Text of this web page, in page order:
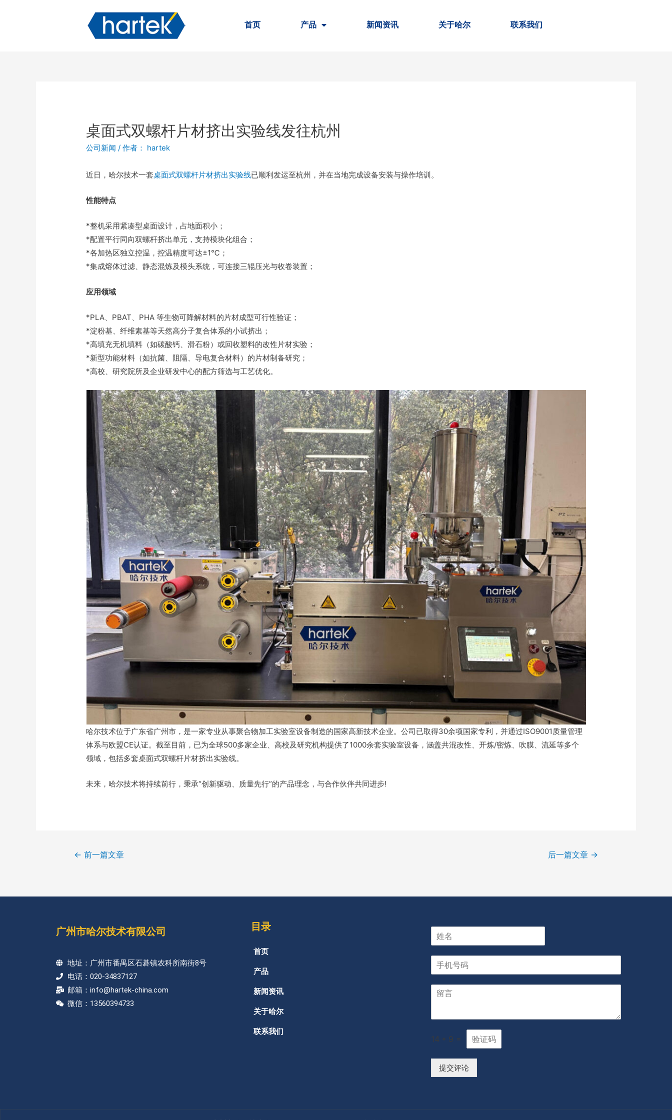
首页 产品 新闻资讯 关于哈尔 联系我们
桌面式双螺杆片材挤出实验线发往杭州
公司新闻 / 作者： hartek
近日，哈尔技术一套桌面式双螺杆片材挤出实验线已顺利发运至杭州，并在当地完成设备安装与操作培训。
性能特点
*整机采用紧凑型桌面设计，占地面积小；
*配置平行同向双螺杆挤出单元，支持模块化组合；
*各加热区独立控温，控温精度可达±1℃；
*集成熔体过滤、静态混炼及模头系统，可连接三辊压光与收卷装置；
应用领域
*PLA、PBAT、PHA 等生物可降解材料的片材成型可行性验证；
*淀粉基、纤维素基等天然高分子复合体系的小试挤出；
*高填充无机填料（如碳酸钙、滑石粉）或回收塑料的改性片材实验；
*新型功能材料（如抗菌、阻隔、导电复合材料）的片材制备研究；
*高校、研究院所及企业研发中心的配方筛选与工艺优化。
哈尔技术位于广东省广州市，是一家专业从事聚合物加工实验室设备制造的国家高新技术企业。公司已取得30余项国家专利，并通过ISO9001质量管理
体系与欧盟CE认证。截至目前，已为全球500多家企业、高校及研究机构提供了1000余套实验室设备，涵盖共混改性、开炼/密炼、吹膜、流延等多个
领域，包括多套桌面式双螺杆片材挤出实验线。
未来，哈尔技术将持续前行，秉承“创新驱动、质量先行”的产品理念，与合作伙伴共同进步!
← 前一篇文章 后一篇文章 →
广州市哈尔技术有限公司
地址：广州市番禺区石碁镇农科所南街8号
电话：020-34837127
邮箱：info@hartek-china.com
微信：13560394733
目录
首页
产品
新闻资讯
关于哈尔
联系我们
14 * 9 =
提交评论